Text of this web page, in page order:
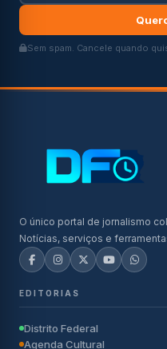
Sem spam. Cancele quando
O único portal de jornalismo
Notícias, serviços e
EDITORIAS
Distrito Federal
Agenda Cultural